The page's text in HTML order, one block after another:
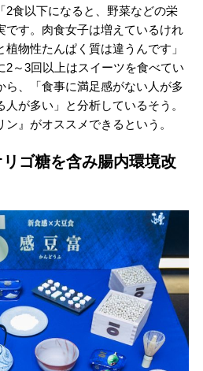
2食以下になると、野菜などの栄
です。肉食女子は増えているけれ
物性たんぱく質は違うんです」
2～3回以上はスイーツを食べてい
ら、「食事に満足感がない人が多
が多い」と分析しているそう。
』がオススメできるという。
ゴ糖を含み腸内環境改